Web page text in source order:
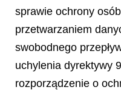
sprawie ochrony
przetwarzaniem
swobodnego
uchylenia dyrektywy
rozporządzenie o